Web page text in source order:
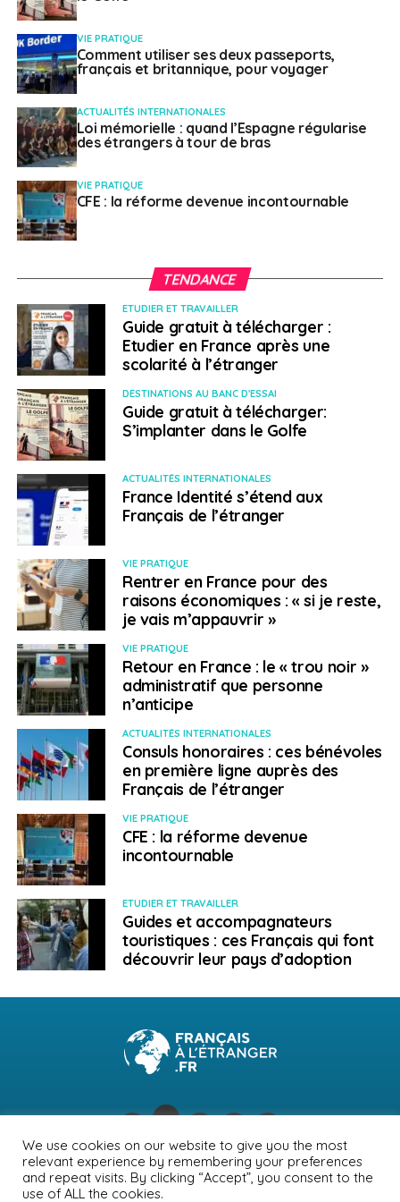
française.
Pour les séjours dépassant six mois effectifs, il
est indispensable de contracter un contrat
d’assurance maladie auprès de la Caisse des
Français de l’étranger ou d’un assureur privé.
Les renseignements sur les démarches et les
documents nécessaires pour être couvert par une
assurance maladie lors des voyages se trouvent sur
site de l’Assurance maladie , que ce soit pour les
voyages en Europe ou hors d’Europe.
Assistance
rapatriement
L’assistance aux voyageurs est différente de
rapatriement sanitaire est l’une des possibilités offerte
par un contrat d’assistance.
Pour les séjours inférieurs à trois mois, de nombreux
contrats d’assistance sont liés aux contrats
d’assurances habitations, véhicules, ou liés aux cartes
bancaires. Bien vérifier les clauses de ses contrats
avant tout départ (conditions, restrictions et
exigences).
Pour les séjours supérieurs à trois mois effectifs, il est
recommandé de souscrire un contrat d’assistance
spécifique.
Des informations complémentaires sont
disponibles dans la rubrique
citoyens
Conseils pratiques
D’une manière générale, il est vivement conseillé de lire
attentivement les clauses de ses assurances,
notamment en matière de frais couverts et de plafond
de dépenses.
Il est également nécessaire de vérifier que votre police
n’exclut aucun pays ou aucune région où vous avez
l’intention de voyager.
voyage, tour-opérateur, plateforme en ligne etc…)
dispose d’une garantie financière telle que proposée
Association professionnelle de solidarité du
une couverture en cas de défaillance du vendeur de
voyage pendant votre séjour.
Pensez
VIE PRATIQUE
Comment utiliser ses deux passeports,
français et britannique, pour voyager
ACTUALITÉS INTERNATIONALES
Loi mémorielle : quand l’Espagne régularise
des étrangers à tour de bras
VIE PRATIQUE
CFE : la réforme devenue incontournable
TENDANCE
ETUDIER ET TRAVAILLER
Guide gratuit à télécharger :
Etudier en France après une
scolarité à l’étranger
DESTINATIONS AU BANC D'ESSAI
Guide gratuit à télécharger:
S’implanter dans le Golfe
ACTUALITÉS INTERNATIONALES
France Identité s’étend aux
Français de l’étranger
VIE PRATIQUE
Rentrer en France pour des
raisons économiques : « si je reste,
je vais m’appauvrir »
VIE PRATIQUE
Retour en France : le « trou noir »
administratif que personne
n’anticipe
ACTUALITÉS INTERNATIONALES
Consuls honoraires : ces bénévoles
en première ligne auprès des
Français de l’étranger
VIE PRATIQUE
CFE : la réforme devenue
incontournable
ETUDIER ET TRAVAILLER
Guides et accompagnateurs
touristiques : ces Français qui font
découvrir leur pays d’adoption
NEWSLETTER PUBLICITÉ CONTACTS
MENTIONS LÉGALES
POLITIQUE DE CONFIDENTIALITÉ
We use cookies on our website to give you the most
relevant experience by remembering your preferences
and repeat visits. By clicking “Accept”, you consent to the
use of ALL the cookies.